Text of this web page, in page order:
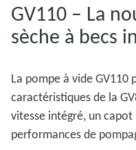
GV110 – La
sèche à becs
La pompe à vide GV110
caractéristiques de la
vitesse intégré, un
performances de